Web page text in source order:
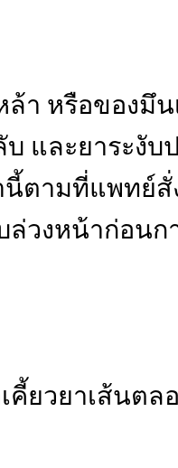
า หรือของมึน
และยาระงับ
นี้ตามที่แพทย์สั่
ล่วงหน้าก่อนก
ยวยาเส้นตลอ